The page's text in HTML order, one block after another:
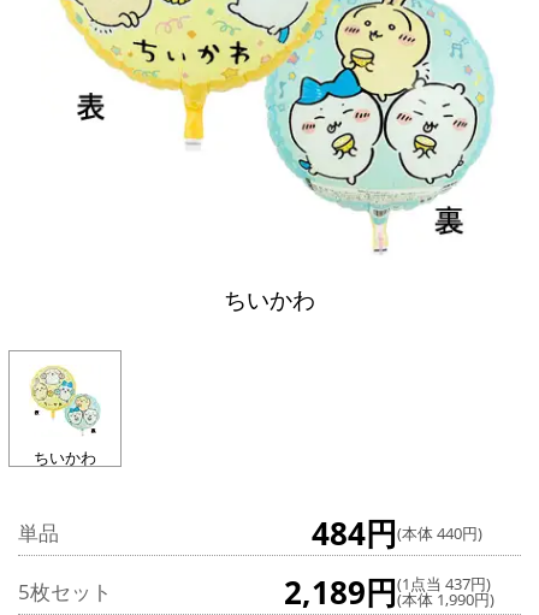
ちいかわ
ちいかわ
単品 484円(本体 440円)
5枚セット 2,189円(1点当 437円)
(本体 1,990円)